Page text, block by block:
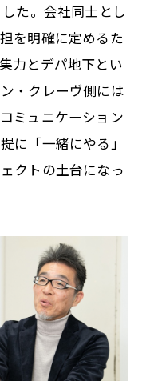
た。会社同士とし
を明確に定めるた
力とデパ地下とい
・クレーヴ側には
ミュニケーション
に「一緒にやる」
クトの土台になっ